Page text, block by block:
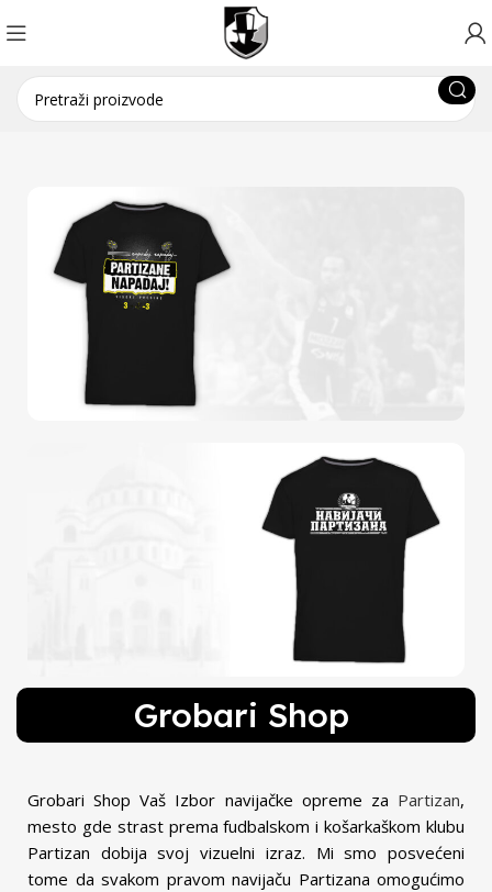
POGLEDAJ
Grobari Shop
Grobari Shop Vaš Izbor navijačke opreme za Partizan,
mesto gde strast prema fudbalskom i košarkaškom klubu
Partizan dobija svoj vizuelni izraz. Mi smo posvećeni
tome da svakom pravom navijaču Partizana omogućimo